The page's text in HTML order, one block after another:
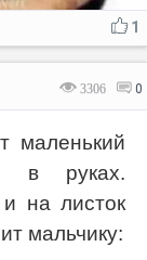
1
3306 0
маленький
в руках.
на листок
мальчику: